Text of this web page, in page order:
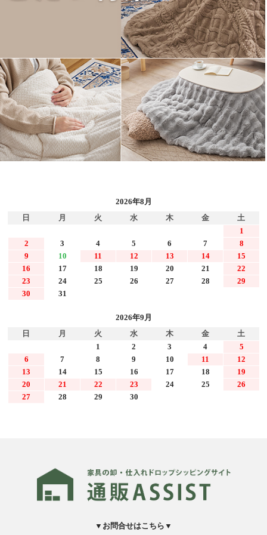
2026年8月
日
月 火 水 木 金
土
1
2
3 4 5 6 7
8
9
10 11 12 13 14
15
16
17 18 19 20 21
22
23
24 25 26 27 28
29
30
31
2026年9月
日
月 火 水 木 金
土
1
2 3 4
5
6
7 8 9 10 11
12
13
14 15 16 17 18
19
20
21 22 23 24 25
26
27
28 29 30
▼お問合せはこちら▼